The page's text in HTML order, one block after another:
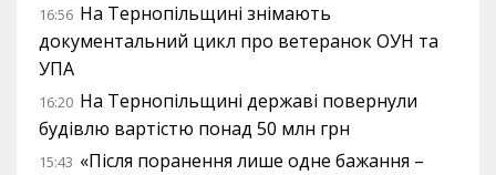
16:56 На Тернопільщині знімають
документальний цикл про ветеранок ОУН та
УПА
16:20 На Тернопільщині державі повернули
будівлю вартістю понад 50 млн грн
15:43 «Після поранення лише одне бажання –